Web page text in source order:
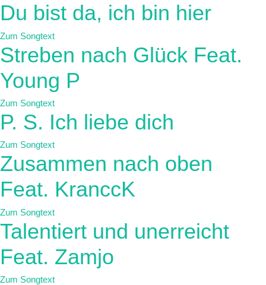
Du bist da, ich bin hier
Zum Songtext
Streben nach Glück Feat.
Young P
Zum Songtext
P. S. Ich liebe dich
Zum Songtext
Zusammen nach oben
Feat. KranccK
Zum Songtext
Talentiert und unerreicht
Feat. Zamjo
Zum Songtext